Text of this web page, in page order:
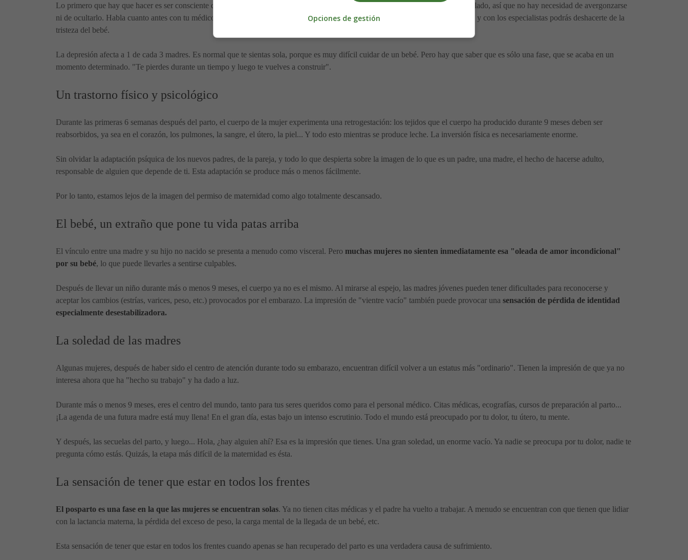
Lo primero que hay que hacer es ser consciente de esta condición y del hecho de que el baby blues no es raro. No eres un caso aislado, así que no hay necesidad de avergonzarse
ni de ocultarlo. Habla cuanto antes con tu médico, que te sugerirá que busques ayuda psicológica. Hablando de ello con los demás y con los especialistas podrás deshacerte de la
tristeza del bebé.
La depresión afecta a 1 de cada 3 madres. Es normal que te sientas sola, porque es muy difícil cuidar de un bebé. Pero hay que saber que es sólo una fase, que se acaba en un
momento determinado. "Te pierdes durante un tiempo y luego te vuelves a construir".
Un trastorno físico y psicológico
Durante las primeras 6 semanas después del parto, el cuerpo de la mujer experimenta una retrogestación: los tejidos que el cuerpo ha producido durante 9 meses deben ser
reabsorbidos, ya sea en el corazón, los pulmones, la sangre, el útero, la piel... Y todo esto mientras se produce leche. La inversión física es necesariamente enorme.
Sin olvidar la adaptación psíquica de los nuevos padres, de la pareja, y todo lo que despierta sobre la imagen de lo que es un padre, una madre, el hecho de hacerse adulto,
responsable de alguien que depende de ti. Esta adaptación se produce más o menos fácilmente.
Por lo tanto, estamos lejos de la imagen del permiso de maternidad como algo totalmente descansado.
El bebé, un extraño que pone tu vida patas arriba
El vínculo entre una madre y su hijo no nacido se presenta a menudo como visceral. Pero muchas mujeres no sienten inmediatamente esa "oleada de amor incondicional"
por su bebé, lo que puede llevarles a sentirse culpables.
Después de llevar un niño durante más o menos 9 meses, el cuerpo ya no es el mismo. Al mirarse al espejo, las madres jóvenes pueden tener dificultades para reconocerse y
aceptar los cambios (estrías, varices, peso, etc.) provocados por el embarazo. La impresión de "vientre vacío" también puede provocar una sensación de pérdida de identidad
especialmente desestabilizadora.
La soledad de las madres
Algunas mujeres, después de haber sido el centro de atención durante todo su embarazo, encuentran difícil volver a un estatus más "ordinario". Tienen la impresión de que ya no
interesa ahora que ha "hecho su trabajo" y ha dado a luz.
Durante más o menos 9 meses, eres el centro del mundo, tanto para tus seres queridos como para el personal médico. Citas médicas, ecografías, cursos de preparación al parto...
¡La agenda de una futura madre está muy llena! En el gran día, estas bajo un intenso escrutinio. Todo el mundo está preocupado por tu dolor, tu útero, tu mente.
Y después, las secuelas del parto, y luego... Hola, ¿hay alguien ahí? Esa es la impresión que tienes. Una gran soledad, un enorme vacío. Ya nadie se preocupa por tu dolor, nadie te
pregunta cómo estás. Quizás, la etapa más difícil de la maternidad es ésta.
La sensación de tener que estar en todos los frentes
El posparto es una fase en la que las mujeres se encuentran solas. Ya no tienen citas médicas y el padre ha vuelto a trabajar. A menudo se encuentran con que tienen que lidiar
con la lactancia materna, la pérdida del exceso de peso, la carga mental de la llegada de un bebé, etc.
Esta sensación de tener que estar en todos los frentes cuando apenas se han recuperado del parto es una verdadera causa de sufrimiento.
Opciones de gestión